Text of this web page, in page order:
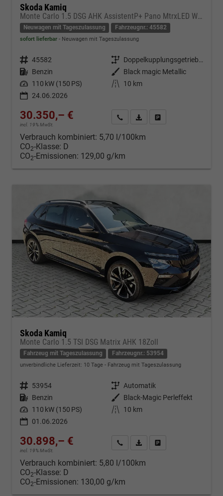
Skoda Kamiq
Monte Carlo 1.5 DSG AHK AssistentP+ Pano MtrxLED Winter-Premium SafetyP
Neuwagen mit Tageszulassung Fahrzeugnr.: 45582
sofort lieferbar Neuwagen mit Tageszulassung
Fahrzeugnr. 45582 Getriebe
Doppelkupplungsgetriebe (DSG)
Kraftstoff Benzin Außenfarbe
Black magic Metallic
Leistung 110 kW (150 PS) Kilometerstand
10 km
24.06.2026
30.350,– €
incl. 19% MwSt.
Kontakt & Angebot anfordern
PDF-Datei, Fahrzeugexposé
Verbrauch kombiniert: 5,70 l/100km
CO2-Klasse: D
CO2-Emissionen: 129,00 g/km
Skoda Kamiq
Monte Carlo 1.5 TSI DSG Matrix AHK 18Zoll
Fahrzeug mit Tageszulassung Fahrzeugnr.: 53954
unverbindliche Lieferzeit: 10 Tage Fahrzeug mit Tageszulassung
Fahrzeugnr. 53954 Getriebe Automatik
Kraftstoff Benzin Außenfarbe Black-Magic Perleffekt
Leistung 110 kW (150 PS) Kilometerstand
10 km
01.06.2026
30.898,– €
incl. 19% MwSt.
Kontakt & Angebot anfordern
PDF-Datei, Fahrzeugexposé
Verbrauch kombiniert: 5,80 l/100km
CO2-Klasse: D
CO2-Emissionen: 130,00 g/km